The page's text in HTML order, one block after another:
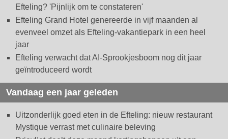
Efteling? 'Pijnlijk om te constateren'
Efteling Grand Hotel genereerde in vijf maanden al
evenveel omzet als Efteling-vakantiepark in een heel
jaar
Efteling verwacht dat AI-Sprookjesboom nog dit jaar
geïntroduceerd wordt
Vandaag een jaar geleden
Uitzonderlijk goed eten in de Efteling: nieuw restaurant
Mystique verrast met culinaire beleving